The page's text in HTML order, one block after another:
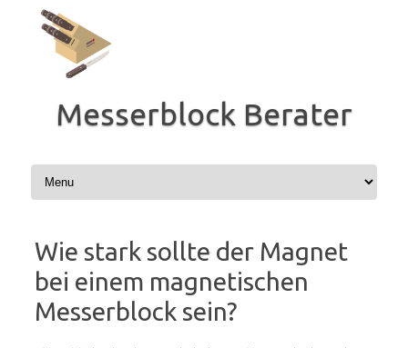
Inhalt
springen
Messerblock Berater
Wie stark sollte der Magnet
bei einem magnetischen
Messerblock sein?